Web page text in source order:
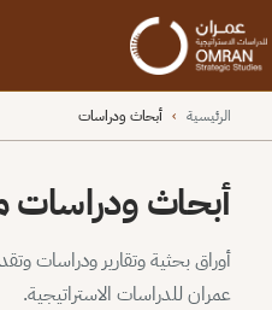
الرئيسية › أبحاث ودراسات
أبحاث ودراسات
أوراق بحثية وتقارير ودراسات
عمران للدراسات الاستراتيجية.